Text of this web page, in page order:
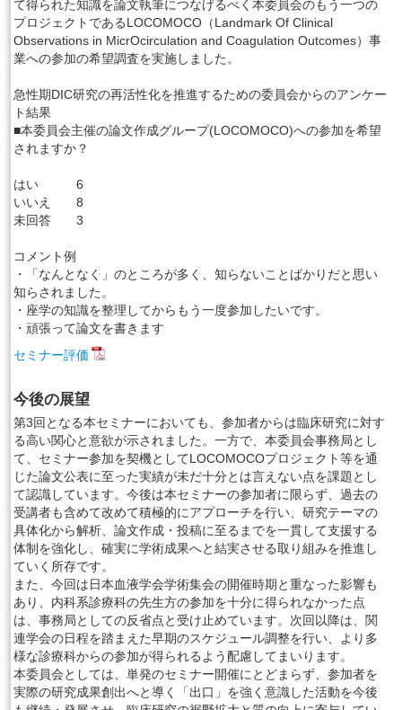
て得られた知識を論文執筆につなげるべく本委員会のもう一つの
プロジェクトであるLOCOMOCO（Landmark Of Clinical
Observations in MicrOcirculation and Coagulation Outcomes）事
業への参加の希望調査を実施しました。
急性期DIC研究の再活性化を推進するための委員会からのアンケー
ト結果
■本委員会主催の論文作成グループ(LOCOMOCO)への参加を希望
されますか？
はい 6
いいえ 8
未回答 3
コメント例
・「なんとなく」のところが多く、知らないことばかりだと思い
知らされました。
・座学の知識を整理してからもう一度参加したいです。
・頑張って論文を書きます
セミナー評価
今後の展望
第3回となる本セミナーにおいても、参加者からは臨床研究に対す
る高い関心と意欲が示されました。一方で、本委員会事務局とし
て、セミナー参加を契機としてLOCOMOCOプロジェクト等を通
じた論文公表に至った実績が未だ十分とは言えない点を課題とし
て認識しています。今後は本セミナーの参加者に限らず、過去の
受講者も含めて改めて積極的にアプローチを行い、研究テーマの
具体化から解析、論文作成・投稿に至るまでを一貫して支援する
体制を強化し、確実に学術成果へと結実させる取り組みを推進し
ていく所存です。
また、今回は日本血液学会学術集会の開催時期と重なった影響も
あり、内科系診療科の先生方の参加を十分に得られなかった点
は、事務局としての反省点と受け止めています。次回以降は、関
連学会の日程を踏まえた早期のスケジュール調整を行い、より多
様な診療科からの参加が得られるよう配慮してまいります。
本委員会としては、単発のセミナー開催にとどまらず、参加者を
実際の研究成果創出へと導く「出口」を強く意識した活動を今後